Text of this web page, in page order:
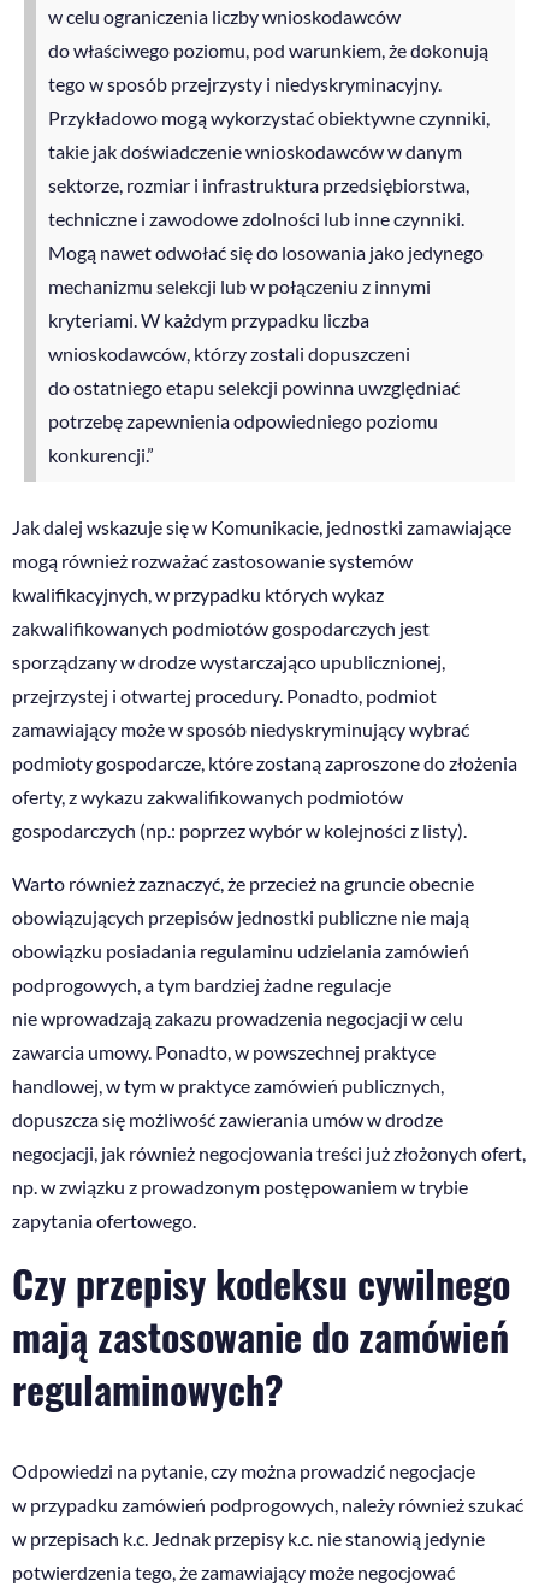
w celu ograniczenia liczby wnioskodawców
do właściwego poziomu, pod warunkiem, że dokonują
tego w sposób przejrzysty i niedyskryminacyjny.
Przykładowo mogą wykorzystać obiektywne czynniki,
takie jak doświadczenie wnioskodawców w danym
sektorze, rozmiar i infrastruktura przedsiębiorstwa,
techniczne i zawodowe zdolności lub inne czynniki.
Mogą nawet odwołać się do losowania jako jedynego
mechanizmu selekcji lub w połączeniu z innymi
kryteriami. W każdym przypadku liczba
wnioskodawców, którzy zostali dopuszczeni
do ostatniego etapu selekcji powinna uwzględniać
potrzebę zapewnienia odpowiedniego poziomu
konkurencji.”
Jak dalej wskazuje się w Komunikacie, jednostki zamawiające
mogą również rozważać zastosowanie systemów
kwalifikacyjnych, w przypadku których wykaz
zakwalifikowanych podmiotów gospodarczych jest
sporządzany w drodze wystarczająco upublicznionej,
przejrzystej i otwartej procedury. Ponadto, podmiot
zamawiający może w sposób niedyskryminujący wybrać
podmioty gospodarcze, które zostaną zaproszone do złożenia
oferty, z wykazu zakwalifikowanych podmiotów
gospodarczych (np.: poprzez wybór w kolejności z listy).
Warto również zaznaczyć, że przecież na gruncie obecnie
obowiązujących przepisów jednostki publiczne nie mają
obowiązku posiadania regulaminu udzielania zamówień
podprogowych, a tym bardziej żadne regulacje
nie wprowadzają zakazu prowadzenia negocjacji w celu
zawarcia umowy. Ponadto, w powszechnej praktyce
handlowej, w tym w praktyce zamówień publicznych,
dopuszcza się możliwość zawierania umów w drodze
negocjacji, jak również negocjowania treści już złożonych ofert,
np. w związku z prowadzonym postępowaniem w trybie
zapytania ofertowego.
Czy przepisy kodeksu cywilnego
mają zastosowanie do zamówień
regulaminowych?
Odpowiedzi na pytanie, czy można prowadzić negocjacje
w przypadku zamówień podprogowych, należy również szukać
w przepisach k.c. Jednak przepisy k.c. nie stanowią jedynie
potwierdzenia tego, że zamawiający może negocjować